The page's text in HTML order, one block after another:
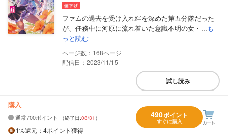
ファムの過去を受け入れ絆を深めた第五分隊だった
が、任務中に河原に流れ着いた意識不明の女・...も
っと読む
168
配信日：2023/11/15
試し読み
購入
通常700ポイント （終了日:08/31 ）
1%還元 ：4ポイント獲得
490ポイント
すぐに購入